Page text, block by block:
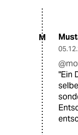
M
"Ein